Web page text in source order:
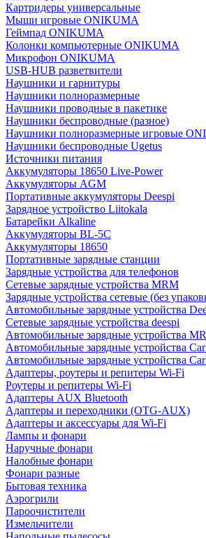
Картридеры универсальные
Мыши игровые ONIKUMA
Геймпад ONIKUMA
Колонки компьютерные ONIKUMA
Микрофон ONIKUMA
USB-HUB разветвители
Наушники и гарнитуры
Наушники полноразмерные
Наушники проводные в пакетике
Наушники беспроводные (разное)
Наушники полноразмерные игровые
Наушники беспроводные Ugetus
Источники питания
Аккумуляторы 18650 Live-Power
Аккумуляторы АGM
Портативные аккумуляторы Deespi
Зарядное устройство Liitokala
Батарейки Alkaline
Аккумуляторы BL-5C
Аккумуляторы 18650
Портативные зарядные станции
Зарядные устройства для телефонов
Сетевые зарядные устройства MRM
Зарядные устройства сетевые (без
Автомобильные зарядные устройства
Сетевые зарядные устройства deespi
Автомобильные зарядные устройства
Автомобильные зарядные устройства
Автомобильные зарядные устройства
Адаптеры, роутеры и репитеры Wi-Fi
Роутеры и репитеры Wi-Fi
Адаптеры AUX Bluetooth
Адаптеры и переходники (OTG-AUX)
Адаптеры и аксессуары для Wi-Fi
Лампы и фонари
Наручные фонари
Налобные фонари
Фонари разные
Бытовая техника
Аэрогрили
Пароочистители
Измельчители